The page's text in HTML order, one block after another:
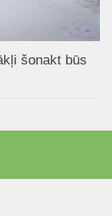
šonakt būs